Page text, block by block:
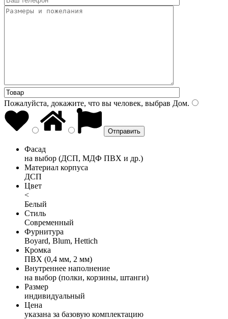
Пожалуйста, докажите, что вы человек, выбрав Дом.
Фасад
на выбор (ДСП, МДФ ПВХ и др.)
Материал корпуса
ДСП
Цвет
<
Белый
Стиль
Современный
Фурнитура
Boyard, Blum, Hettich
Кромка
ПВХ (0,4 мм, 2 мм)
Внутреннее наполнение
на выбор (полки, корзины, штанги)
Размер
индивидуальный
Цена
указана за базовую комплектацию